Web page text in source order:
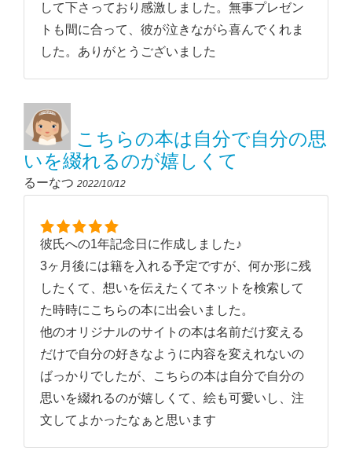
して下さっており感激しました。無事プレゼン
トも間に合って、彼が泣きながら喜んでくれま
した。ありがとうございました
こちらの本は自分で自分の思
いを綴れるのが嬉しくて
るーなつ 2022/10/12
彼氏への1年記念日に作成しました♪
3ヶ月後には籍を入れる予定ですが、何か形に残
したくて、想いを伝えたくてネットを検索して
た時時にこちらの本に出会いました。
他のオリジナルのサイトの本は名前だけ変える
だけで自分の好きなように内容を変えれないの
ばっかりでしたが、こちらの本は自分で自分の
思いを綴れるのが嬉しくて、絵も可愛いし、注
文してよかったなぁと思います